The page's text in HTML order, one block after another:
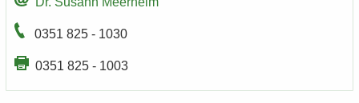
0351 825 - 1030
0351 825 - 1003